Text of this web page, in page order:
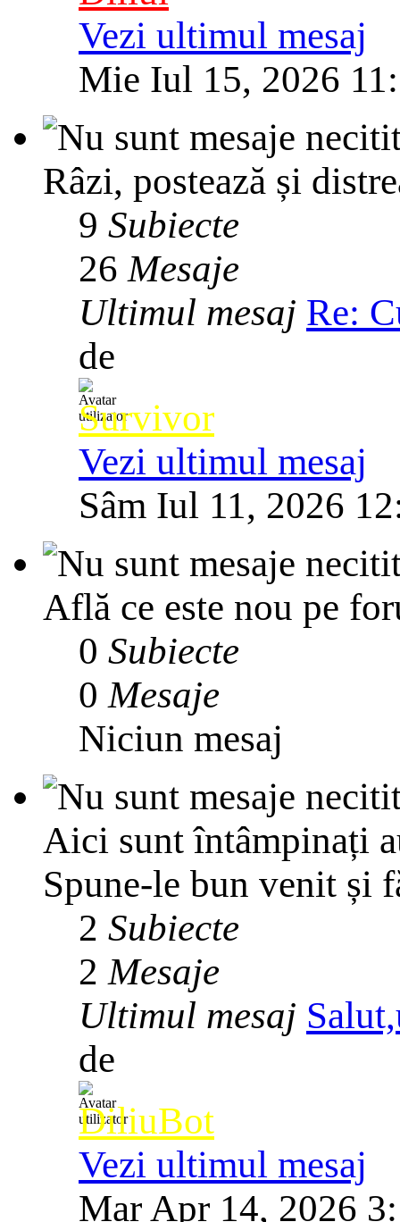
Vezi ultimul mesaj
Mie Iul 15, 2026
Râzi, postează și
9 Subiecte
26Mesaje
Ultimul mesaj Re:
de
Survivor
Vezi ultimul mesaj
Sâm Iul 11, 2026
Află ce este nou pe
0 Subiecte
0Mesaje
Niciun mesaj
Aici sunt întâmpinați
Spune-le bun venit și
2 Subiecte
2Mesaje
Ultimul mesaj
de
DiliuBot
Vezi ultimul mesaj
Mar Apr 14, 2026